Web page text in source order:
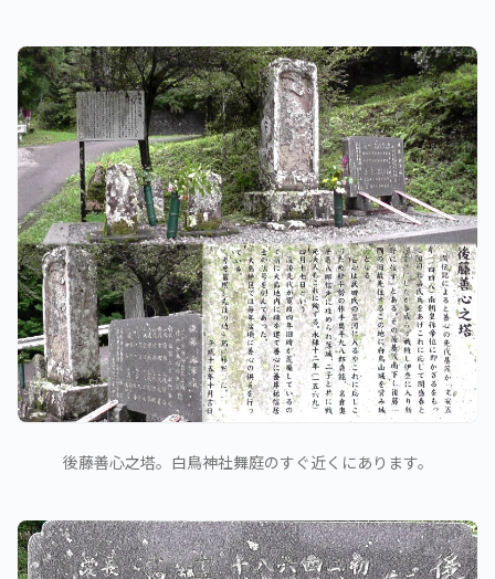
後藤善心之塔。白鳥神社舞庭のすぐ近くにあります。